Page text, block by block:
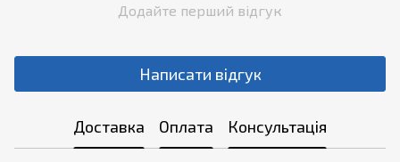
Додайте перший відгук
Написати відгук
Доставка Оплата Консультація